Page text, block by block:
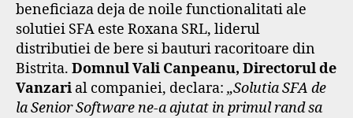
beneficiaza deja de noile functionalitati ale
solutiei SFA este Roxana SRL, liderul
distributiei de bere si bauturi racoritoare din
Bistrita. Domnul Vali Canpeanu, Directorul de
Vanzari al companiei, declara: „Solutia SFA de
la Senior Software ne-a ajutat in primul rand sa